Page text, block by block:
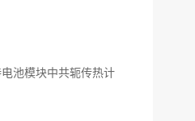
池模块中共轭传热计